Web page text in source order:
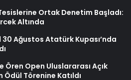
Ortak Denetim Başladı:
Altında
30 Ağustos Atatürk Kupası’nda
Ören Open Uluslararası Açık
Ödül Törenine Katıldı